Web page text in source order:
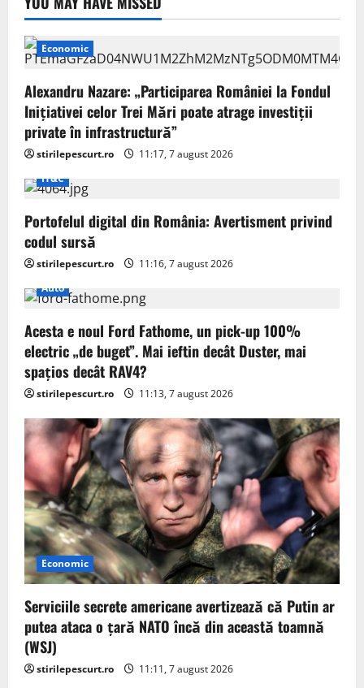
Economic
Alexandru Nazare: „Participarea României la Fondul
Inițiativei celor Trei Mări poate atrage investiții
private în infrastructură”
stirilepescurt.ro
11:17, 7 august 2026
IT&C
Portofelul digital din România: Avertisment privind
codul sursă
stirilepescurt.ro
11:16, 7 august 2026
Auto
Acesta e noul Ford Fathome, un pick-up 100%
electric „de buget”. Mai ieftin decât Duster, mai
spațios decât RAV4?
stirilepescurt.ro 11:13, 7 august 2026
Economic
Serviciile secrete americane avertizează că Putin ar
putea ataca o țară NATO încă din această toamnă
(WSJ)
stirilepescurt.ro 11:11, 7 august 2026